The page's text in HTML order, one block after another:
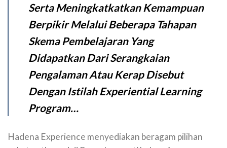
Serta Meningkatkatkan Kemampuan
Berpikir Melalui Beberapa Tahapan
Skema Pembelajaran Yang
Didapatkan Dari Serangkaian
Pengalaman Atau Kerap Disebut
Dengan Istilah Experiential Learning
Program…
Hadena Experience menyediakan beragam pilihan